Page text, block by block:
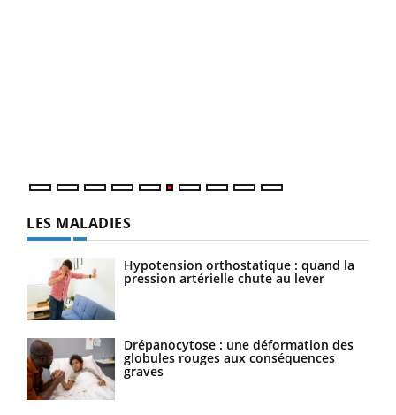
LES MALADIES
Hypotension orthostatique : quand la
pression artérielle chute au lever
Drépanocytose : une déformation des
globules rouges aux conséquences
graves